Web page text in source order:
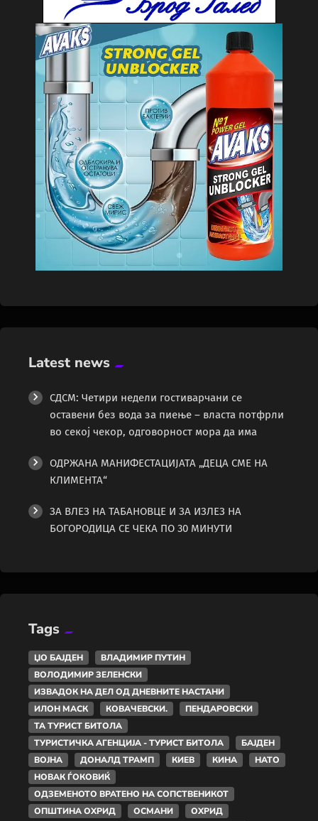
Latest news
СДСМ: Четири недели гостиварчани се
оставени без вода за пиење – власта потфрли
во секој чекор, одговорност мора да има
ОДРЖАНА МАНИФЕСТАЦИЈАТА „ДЕЦА СМЕ НА
КЛИМЕНТА“
ЗА ВЛЕЗ НА ТАБАНОВЦЕ И ЗА ИЗЛЕЗ НА
БОГОРОДИЦА СЕ ЧЕКА ПО 30 МИНУТИ
Tags
ЏО БАЈДЕН
ВЛАДИМИР ПУТИН
ВОЛОДИМИР ЗЕЛЕНСКИ
ИЗВАДОК НА ДЕЛ ОД ДНЕВНИТЕ НАСТАНИ
ИЛОН МАСК
КОВАЧЕВСКИ.
ПЕНДАРОВСКИ
ТА ТУРИСТ БИТОЛА
ТУРИСТИЧКА АГЕНЦИЈА - ТУРИСТ БИТОЛА
БАЈДЕН
ВОЈНА
ДОНАЛД ТРАМП КИЕВ КИНА
НАТО
НОВАК ЃОКОВИЌ
ОДЗЕМЕНОТО ВРАТЕНО НА СОПСТВЕНИКОТ
ОПШТИНА ОХРИД
ОСМАНИ
ОХРИД